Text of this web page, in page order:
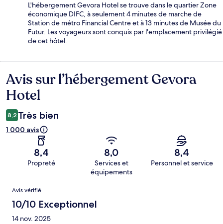
L'hébergement Gevora Hotel se trouve dans le quartier Zone
économique DIFC, à seulement 4 minutes de marche de
Station de métro Financial Centre et à 13 minutes de Musée du
Futur. Les voyageurs sont conquis par l'emplacement privilégié
de cet hôtel.
Avis
Avis sur l’hébergement Gevora
Hotel
8,2 Très bien
1 000 avis
8,4
Propreté
8,0
Services et
équipements
8,4
Personnel et service
Avis
Avis vérifié
10/10 Exceptionnel
14 nov. 2025